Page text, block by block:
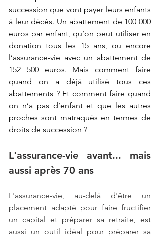
succession que vont payer leurs enfants
à leur décès. Un abattement de 100 000
euros par enfant, qu’on peut utiliser en
donation tous les 15 ans, ou encore
l’assurance-vie avec un abattement de
152 500 euros. Mais comment faire
quand on a déjà utilisé tous ces
abattements ? Et comment faire quand
on n’a pas d’enfant et que les autres
proches sont matraqués en termes de
droits de succession ?
L'assurance-vie avant... mais
aussi après 70 ans
L'assurance-vie, au-delà d'être un
placement adapté pour faire fructifier
un capital et préparer sa retraite, est
aussi un outil idéal pour préparer sa